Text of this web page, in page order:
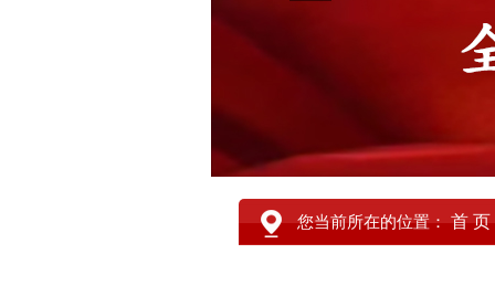
您当前所在的位置：首 页